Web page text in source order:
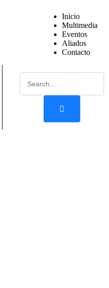
Inicio
Multimedia
Eventos
Aliados
Contacto